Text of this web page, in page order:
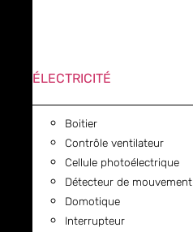
ÉLECTRICITÉ
Boitier
Contrôle ventilateur
Cellule photoélectrique
Détecteur de mouvement
Domotique
Interrupteur